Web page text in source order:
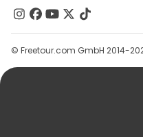
Contacto
Grupos
Ayuda
© Freetour.com GmbH 2014-